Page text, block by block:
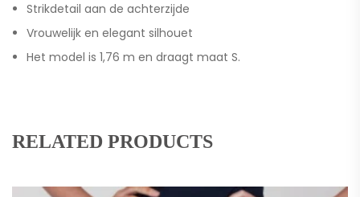
Strikdetail aan de achterzijde
Vrouwelijk en elegant silhouet
Het model is 1,76 m en draagt maat S.
RELATED PRODUCTS